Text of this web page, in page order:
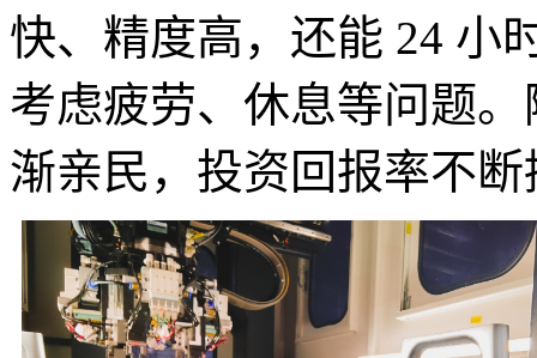
快、精度高，还能 24 小
考虑疲劳、休息等问题
渐亲民，投资回报率不断